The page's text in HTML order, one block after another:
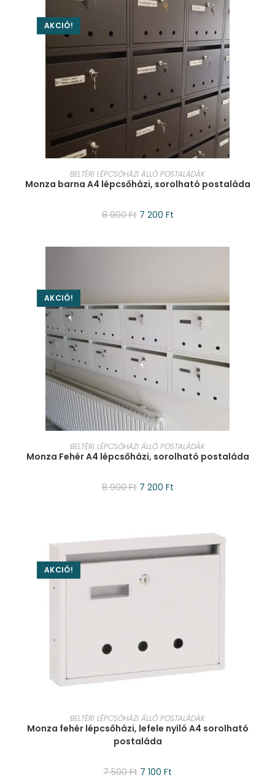
AKCIÓ!
KOSÁRBA TESZEM
BELTÉRI LÉPCSŐHÁZI ÁLLÓ POSTALÁDÁK
Monza barna A4 lépcsőházi, sorolható postaláda
8 900Ft 7 200 Ft
AKCIÓ!
KOSÁRBA TESZEM
BELTÉRI LÉPCSŐHÁZI ÁLLÓ POSTALÁDÁK
Monza Fehér A4 lépcsőházi, sorolható postaláda
8 900Ft 7 200 Ft
AKCIÓ!
KOSÁRBA TESZEM
BELTÉRI LÉPCSŐHÁZI ÁLLÓ POSTALÁDÁK
Monza fehér lépcsőházi, lefele nyíló A4 sorolható
postaláda
7 500Ft 7 100 Ft